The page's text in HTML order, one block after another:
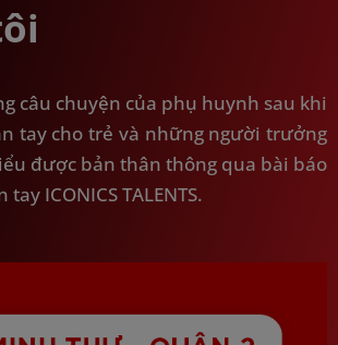
câu chuyện của phụ huynh sau khi
tay cho trẻ và những người trưởng
được bản thân thông qua bài báo
ICONICS TALENTS.